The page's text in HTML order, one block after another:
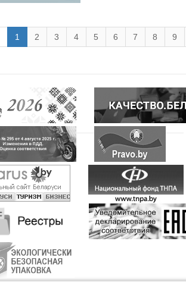
1 2 3 4 5 6 7 8 9